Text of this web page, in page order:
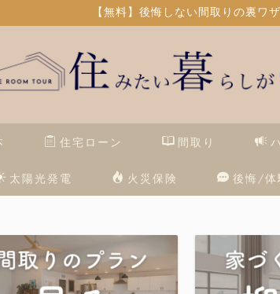
【無料】後悔しない間取りの裏ワザ
住宅ローン 間取り
太陽光発電 火災保険 後悔/体